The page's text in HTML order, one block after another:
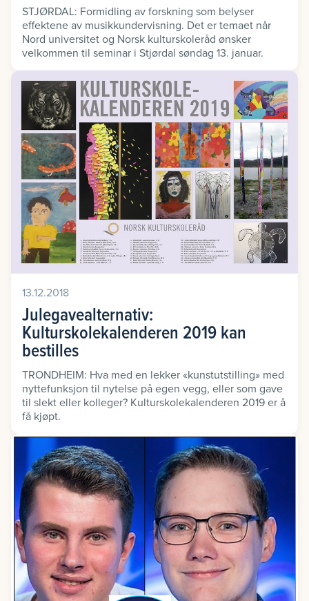
STJØRDAL: Formidling av forskning som belyser
effektene av musikkundervisning. Det er temaet når
Nord universitet og Norsk kulturskoleråd ønsker
velkommen til seminar i Stjørdal søndag 13. januar.
13.12.2018
Julegavealternativ:
Kulturskolekalenderen 2019 kan
bestilles
TRONDHEIM: Hva med en lekker «kunstutstilling» med
nyttefunksjon til nytelse på egen vegg, eller som gave
til slekt eller kolleger? Kulturskolekalenderen 2019 er å
få kjøpt.